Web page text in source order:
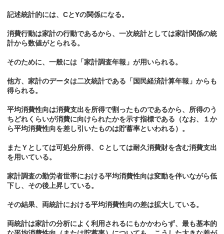
記述統計的には、CとYの関係になる。
消費行動は家計の行動であるから、一次統計としては家計関係の統
計から数値がとられる。
そのために、一般には「家計調査年報」が用いられる。
他方、家計のデータは二次統計である「国民経済計算年報」からも
得られる。
平均消費性向は消費支出を所得で割ったものであるから、所得のう
ちどれくらいが消費に向けられたかを示す指標である（なお、１か
ら平均消費性向を差し引いたものは貯蓄率といわれる）。
またＹとしては可処分所得、Ｃとしては耐久消費財を含む消費支出
を用いている。
家計調査の勤労者世帯における平均消費性向は変動を伴いながら低
下し、その後上昇している。
その結果、両統計における平均消費性向の差は拡大している。
両統計は家計の分析によく利用されるにもかかわらず、最も基本的